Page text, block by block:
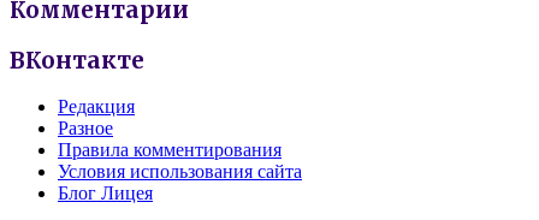
Комментарии
ВКонтакте
Редакция
Разное
Правила комментирования
Условия использования сайта
Блог Лицея